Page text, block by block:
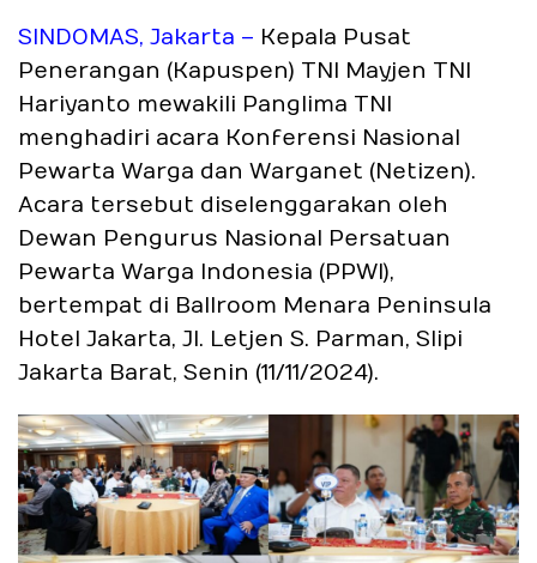
SINDOMAS, Jakarta – Kepala Pusat
Penerangan (Kapuspen) TNI Mayjen TNI
Hariyanto mewakili Panglima TNI
menghadiri acara Konferensi Nasional
Pewarta Warga dan Warganet (Netizen).
Acara tersebut diselenggarakan oleh
Dewan Pengurus Nasional Persatuan
Pewarta Warga Indonesia (PPWI),
bertempat di Ballroom Menara Peninsula
Hotel Jakarta, Jl. Letjen S. Parman, Slipi
Jakarta Barat, Senin (11/11/2024).